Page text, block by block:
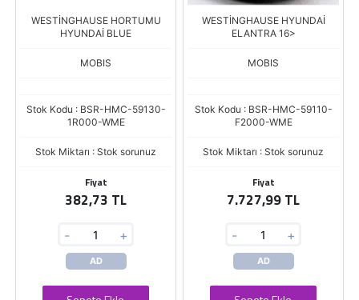
WESTİNGHAUSE HORTUMU
HYUNDAİ BLUE
MOBIS
Stok Kodu : BSR-HMC-59130-
1R000-WME
Stok Miktarı : Stok sorunuz
Fiyat
382,73 TL
- +
AD
WESTİNGHAUSE HYUNDAİ
ELANTRA 16>
MOBIS
Stok Kodu : BSR-HMC-59110-
F2000-WME
Stok Miktarı : Stok sorunuz
Fiyat
7.727,99 TL
- +
AD